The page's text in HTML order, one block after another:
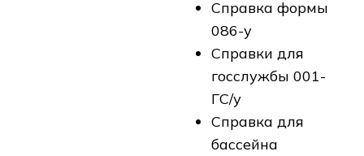
Cправка формы
086-у
Справки для
госслужбы 001-
ГС/у
Справка для
бассейна